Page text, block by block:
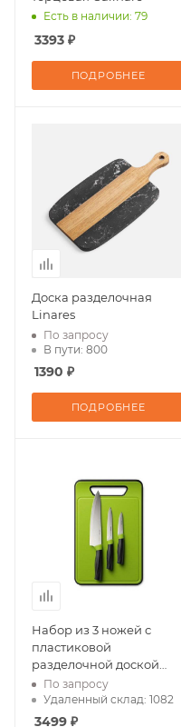
Есть в наличии: 79
3393 ₽
ПОДРОБНЕЕ
Доска разделочная
Linares
По запросу
В пути: 800
1390 ₽
ПОДРОБНЕЕ
Набор из 3 ножей с
пластиковой
разделочной доской
«OLIVIA»
По запросу
Удаленный склад: 1082
3499 ₽